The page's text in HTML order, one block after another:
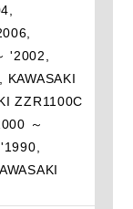
'2002,
ZZR1100C
～